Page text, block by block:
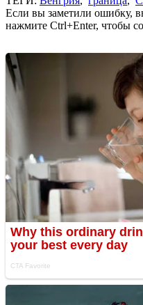
Если вы заметили ошибку,
нажмите Ctrl+Enter, чтобы